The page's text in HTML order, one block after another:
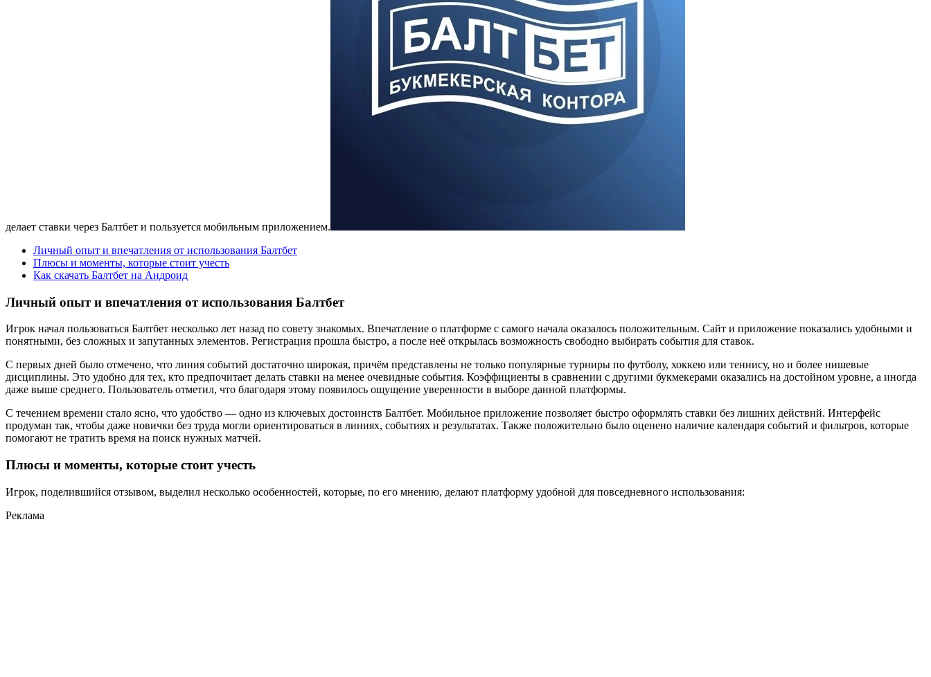
делает ставки через Балтбет и пользуется мобильным приложением.
Личный опыт и впечатления от использования Балтбет
Плюсы и моменты, которые стоит учесть
Как скачать Балтбет на Андроид
Личный опыт и впечатления от использования Балтбет
Игрок начал пользоваться Балтбет несколько лет назад по совету знакомых. Впечатление о платформе с самого начала оказалось положительным. Сайт и приложение показались удобными и
понятными, без сложных и запутанных элементов. Регистрация прошла быстро, а после неё открылась возможность свободно выбирать события для ставок.
С первых дней было отмечено, что линия событий достаточно широкая, причём представлены не только популярные турниры по футболу, хоккею или теннису, но и более нишевые
дисциплины. Это удобно для тех, кто предпочитает делать ставки на менее очевидные события. Коэффициенты в сравнении с другими букмекерами оказались на достойном уровне, а иногда
даже выше среднего. Пользователь отметил, что благодаря этому появилось ощущение уверенности в выборе данной платформы.
С течением времени стало ясно, что удобство — одно из ключевых достоинств Балтбет. Мобильное приложение позволяет быстро оформлять ставки без лишних действий. Интерфейс
продуман так, чтобы даже новички без труда могли ориентироваться в линиях, событиях и результатах. Также положительно было оценено наличие календаря событий и фильтров, которые
помогают не тратить время на поиск нужных матчей.
Плюсы и моменты, которые стоит учесть
Игрок, поделившийся отзывом, выделил несколько особенностей, которые, по его мнению, делают платформу удобной для повседневного использования:
Реклама